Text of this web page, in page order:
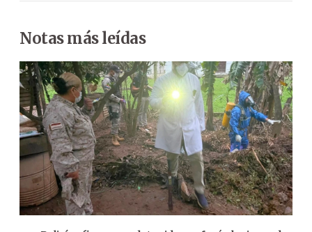
Notas más leídas